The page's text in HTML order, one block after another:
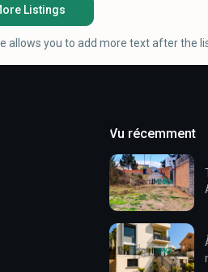
Listings
allows you to add more text after the
Vu récemment